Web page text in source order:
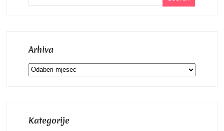
Arhiva
Arhiva
Kategorije